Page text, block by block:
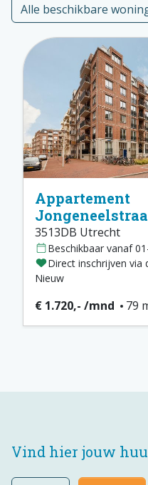
Alle beschikbare
Appartement
3513DB Utrecht
Beschikbaar vanaf
Direct inschrijven via
Nieuw
€ 1.720,- /mnd 79
Vind hier jouw